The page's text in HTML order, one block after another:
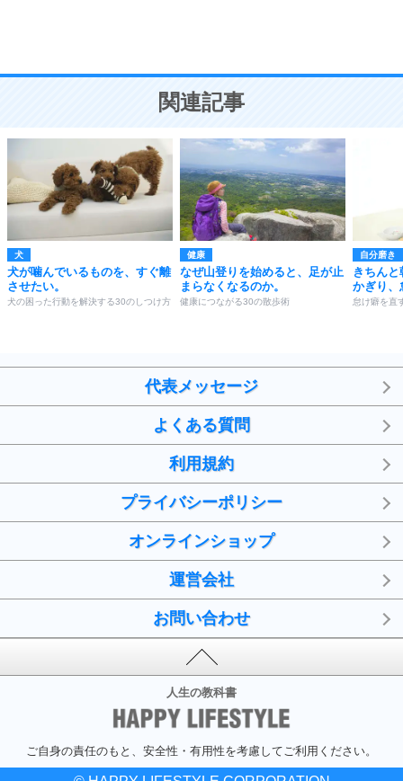
ことが大切。
関連記事
犬
犬が噛んでいるものを、すぐ離
させたい。
犬の困った行動を解決する30のしつけ方
健康
なぜ山登りを始めると、足が止
まらなくなるのか。
健康につながる30の散歩術
自分磨き
きちん
かぎり、
怠け癖を直
代表メッセージ
よくある質問
利用規約
プライバシーポリシー
オンラインショップ
運営会社
お問い合わせ
人生の教科書
ご自身の責任のもと、安全性・有用性を考慮してご利用ください。